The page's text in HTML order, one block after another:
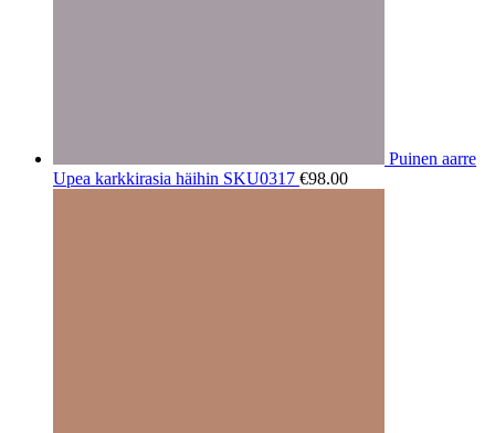
Puinen aarre
Upea karkkirasia häihin SKU0317 €98.00